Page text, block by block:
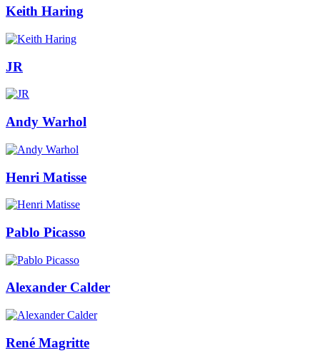
Keith Haring
JR
Andy Warhol
Henri Matisse
Pablo Picasso
Alexander Calder
René Magritte